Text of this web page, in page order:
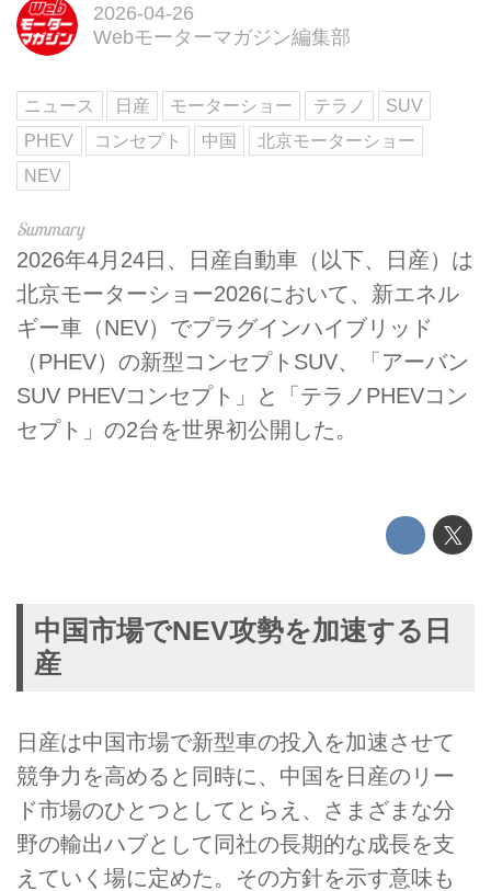
2026-04-26
Webモーターマガジン編集部
ニュース 日産 モーターショー テラノ
SUV
PHEV
コンセプト 中国
北京モーターショー
NEV
2026年4月24日、日産自動車（以下、日産）は
北京モーターショー2026において、新エネル
ギー車（NEV）でプラグインハイブリッド
（PHEV）の新型コンセプトSUV、「アーバン
SUV PHEVコンセプト」と「テラノPHEVコン
セプト」の2台を世界初公開した。
中国市場でNEV攻勢を加速する日
産
日産は中国市場で新型車の投入を加速させて
競争力を高めると同時に、中国を日産のリー
ド市場のひとつとしてとらえ、さまざまな分
野の輸出ハブとして同社の長期的な成長を支
えていく場に定めた。その方針を示す意味も